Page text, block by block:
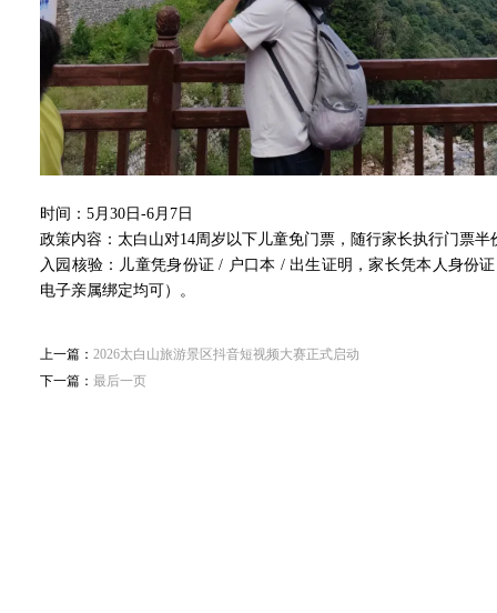
时间：5月30日-6月7日
政策内容：太白山对14周岁以下儿童免门票，随行家长执行门票半
入园核验：儿童凭身份证 / 户口本 / 出生证明，家长凭本人身份
电子亲属绑定均可）。
上一篇： 2026太白山旅游景区抖音短视频大赛正式启动
下一篇： 最后一页